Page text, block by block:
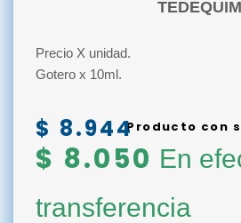
TEDEQUIM
Precio X unidad.
Gotero x 10ml.
Producto con
$ 8.944
$ 8.050 En
transferencia